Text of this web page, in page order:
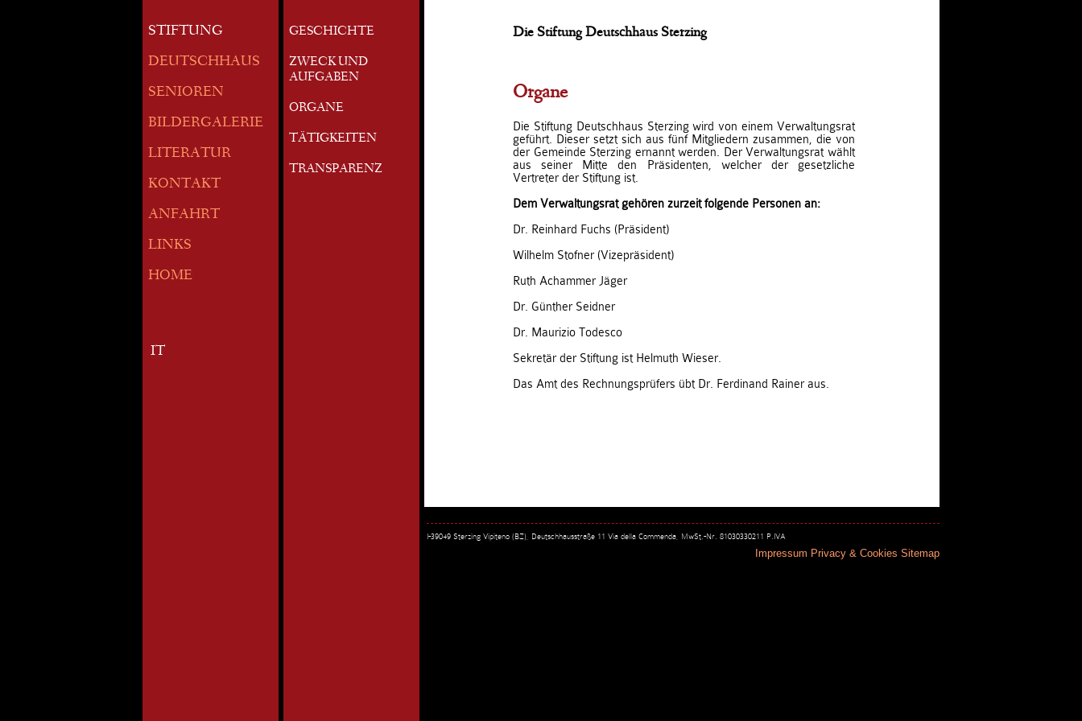
STIFTUNG
DEUTSCHHAUS
SENIOREN
BILDERGALERIE
LITERATUR
KONTAKT
ANFAHRT
LINKS
HOME
IT
GESCHICHTE
ZWECK UND
AUFGABEN
ORGANE
TÄTIGKEITEN
TRANSPARENZ
Die Stiftung Deutschhaus Sterzing
Organe
Die Stiftung Deutschhaus Sterzing wird von einem Verwaltungsrat
geführt. Dieser setzt sich aus fünf Mitgliedern zusammen, die von
der Gemeinde Sterzing ernannt werden. Der Verwaltungsrat wählt
aus seiner Mitte den Präsidenten, welcher der gesetzliche
Vertreter der Stiftung ist.
Dem Verwaltungsrat gehören zurzeit folgende Personen an:
Dr. Reinhard Fuchs (Präsident)
Wilhelm Stofner (Vizepräsident)
Ruth Achammer Jäger
Dr. Günther Seidner
Dr. Maurizio Todesco
Sekretär der Stiftung ist Helmuth Wieser.
Das Amt des Rechnungsprüfers übt Dr. Ferdinand Rainer aus.
I-39049 Sterzing Vipiteno (BZ), Deutschhausstraße 11 Via della Commenda, MwSt.-Nr. 81030330211 P.IVA
Impressum Privacy & Cookies Sitemap